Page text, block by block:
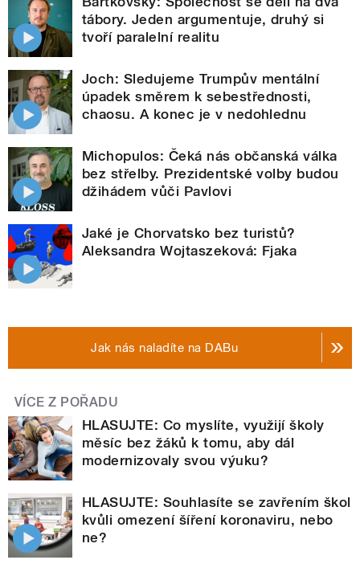
tábory. Jeden argumentuje, druhý si
tvoří paralelní realitu
Joch: Sledujeme Trumpův mentální
úpadek směrem k sebestřednosti,
chaosu. A konec je v nedohlednu
Michopulos: Čeká nás občanská válka
bez střelby. Prezidentské volby budou
džihádem vůči Pavlovi
Jaké je Chorvatsko bez turistů?
Aleksandra Wojtaszeková: Fjaka
Jak nás naladíte na DABu
VÍCE Z POŘADU
HLASUJTE: Co myslíte, využijí školy
měsíc bez žáků k tomu, aby dál
modernizovaly svou výuku?
HLASUJTE: Souhlasíte se zavřením škol
kvůli omezení šíření koronaviru, nebo
ne?